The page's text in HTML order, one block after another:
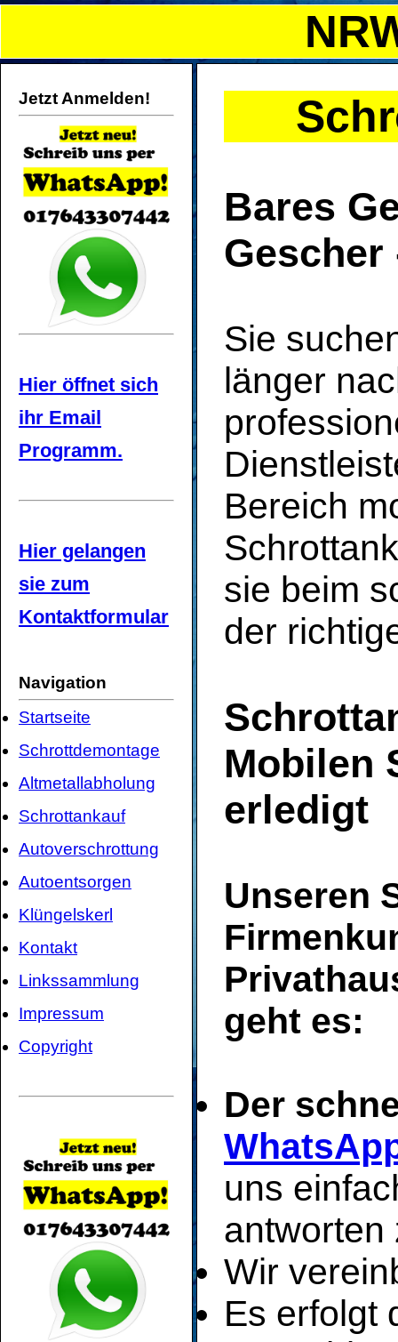
Jetzt Anmelden!
Hier öffnet sich
ihr Email
Programm.
Hier gelangen
sie zum
Kontaktformular
Navigation
Startseite
Schrottdemontage
Altmetallabholung
Schrottankauf
Autoverschrottung
Autoentsorgen
Klüngelskerl
Kontakt
Linkssammlung
Impressum
Copyright
Bares
Sie
länger
Bereich
sie beim
der
Mobilen
erledigt
Unseren
geht es:
Der
uns
antworten
Wir
Es erfolgt